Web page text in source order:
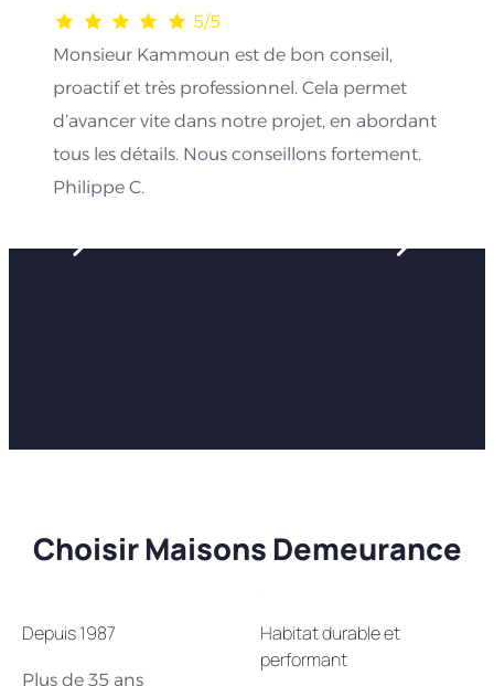
5/5
Monsieur Kammoun est de bon conseil,
proactif et très professionnel. Cela permet
d’avancer vite dans notre projet, en abordant
tous les détails. Nous conseillons fortement.
Philippe C.
Choisir Maisons Demeurance
Depuis 1987
Plus de 35 ans
Habitat durable et
performant